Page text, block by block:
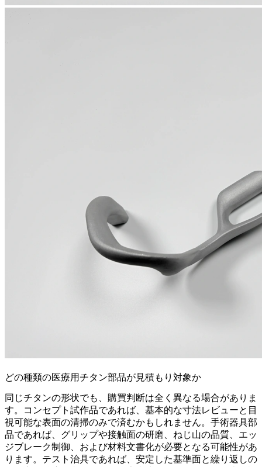
どの種類の医療用チタン部品が見積もり対象か
同じチタンの形状でも、購買判断は全く異なる場合がありま
す。コンセプト試作品であれば、基本的な寸法レビューと目
視可能な表面の清掃のみで済むかもしれません。手術器具部
品であれば、グリップや接触面の研磨、ねじ山の品質、エッ
ジブレーク制御、および材料文書化が必要となる可能性があ
ります。テスト治具であれば、安定した基準面と繰り返しの